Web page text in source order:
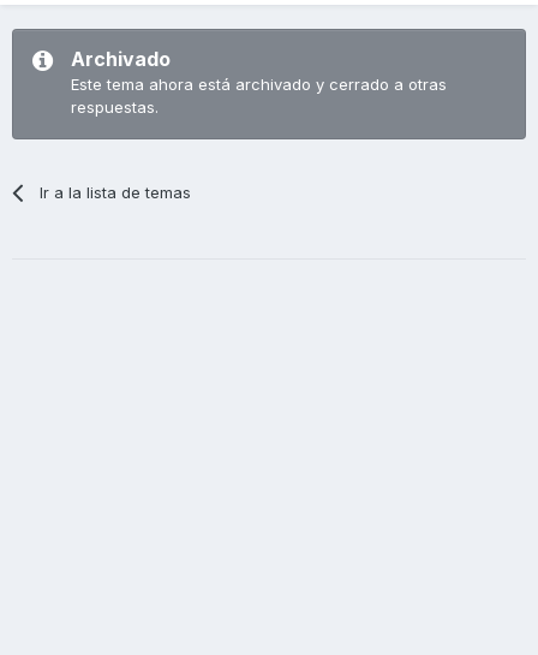
Archivado
Este tema ahora está archivado y cerrado a otras
respuestas.
Ir a la lista de temas